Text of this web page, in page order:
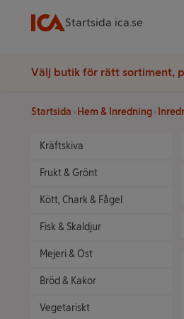
Startsida ica.se
Välj butik för rätt sortiment,
Startsida Hem & Inredning
Kräftskiva
Frukt & Grönt
Kött, Chark & Fågel
Fisk & Skaldjur
Mejeri & Ost
Bröd & Kakor
Vegetariskt